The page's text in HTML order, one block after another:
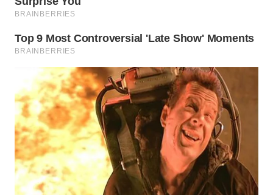
WN
LAWAS
WN
SUMEDANG
WN
CIANJUR
WN
KEPULAUAN
SERIBU